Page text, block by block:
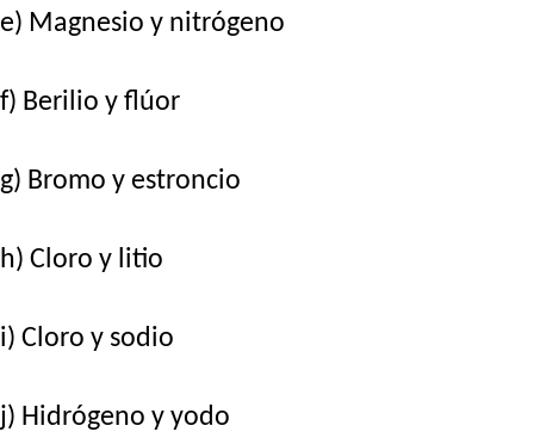
e) Magnesio y nitrógeno
f) Berilio y flúor
g) Bromo y estroncio
h) Cloro y litio
i) Cloro y sodio
j) Hidrógeno y yodo